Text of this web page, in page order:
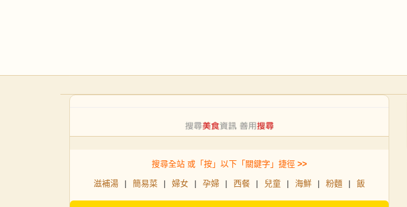
搜尋全站 或「按」以下「關鍵字」捷徑 >>
滋補湯 | 簡易菜 | 婦女 | 孕婦 | 西餐 | 兒童 | 海鮮 | 粉麵 | 飯